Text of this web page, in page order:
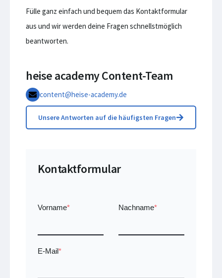
Fülle ganz einfach und bequem das Kontaktformular
aus und wir werden deine Fragen schnellstmöglich
beantworten.
heise academy Content-Team
content@heise-academy.de
Unsere Antworten auf die häufigsten Fragen
Kontaktformular
Vorname* Nachname*
E-Mail*